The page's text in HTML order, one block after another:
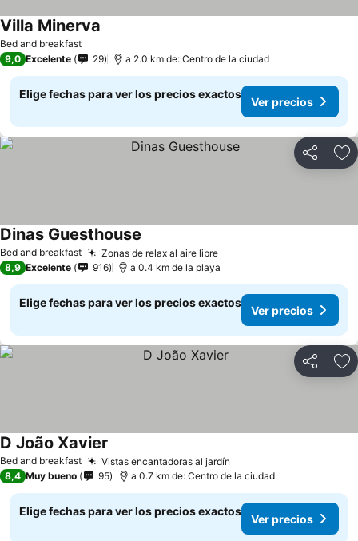
Bed and breakfast
Villa Minerva
9,0 Excelente 29 a 2.0 km de: Centro de la ciudad
Elige fechas para ver los precios exactos
Ver precios
Compartir
Bed and breakfast Zonas de relax al aire libreVer precios
Dinas Guesthouse
8,9 Excelente 916 a 0.4 km de la playa
Elige fechas para ver los precios exactos
Ver precios
Compartir
Bed and breakfast Vistas encantadoras al jardín
D João Xavier
8,4 Muy bueno 95 a 0.7 km de: Centro de la ciudad
Elige fechas para ver los precios exactos
Ver precios